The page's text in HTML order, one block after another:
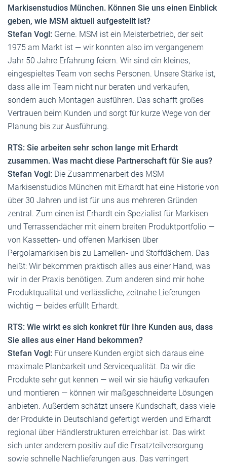
Markisenstudios München. Können Sie uns einen Einblick
geben, wie MSM aktuell aufgestellt ist?
Stefan Vogl: Gerne. MSM ist ein Meisterbetrieb, der seit
1975 am Markt ist — wir konnten also im vergangenem
Jahr 50 Jahre Erfahrung feiern. Wir sind ein kleines,
eingespieltes Team von sechs Personen. Unsere Stärke ist,
dass alle im Team nicht nur beraten und verkaufen,
sondern auch Montagen ausführen. Das schafft großes
Vertrauen beim Kunden und sorgt für kurze Wege von der
Planung bis zur Ausführung.
RTS: Sie arbeiten sehr schon lange mit Erhardt
zusammen. Was macht diese Partnerschaft für Sie aus?
Stefan Vogl: Die Zusammenarbeit des MSM
Markisenstudios München mit Erhardt hat eine Historie von
über 30 Jahren und ist für uns aus mehreren Gründen
zentral. Zum einen ist Erhardt ein Spezialist für Markisen
und Terrassendächer mit einem breiten Produktportfolio —
von Kassetten- und offenen Markisen über
Pergolamarkisen bis zu Lamellen- und Stoffdächern. Das
heißt: Wir bekommen praktisch alles aus einer Hand, was
wir in der Praxis benötigen. Zum anderen sind mir hohe
Produktqualität und verlässliche, zeitnahe Lieferungen
wichtig — beides erfüllt Erhardt.
RTS: Wie wirkt es sich konkret für Ihre Kunden aus, dass
Sie alles aus einer Hand bekommen?
Stefan Vogl: Für unsere Kunden ergibt sich daraus eine
maximale Planbarkeit und Servicequalität. Da wir die
Produkte sehr gut kennen — weil wir sie häufig verkaufen
und montieren — können wir maßgeschneiderte Lösungen
anbieten. Außerdem schätzt unsere Kundschaft, dass viele
der Produkte in Deutschland gefertigt werden und Erhardt
regional über Händlerstrukturen erreichbar ist. Das wirkt
sich unter anderem positiv auf die Ersatzteilversorgung
sowie schnelle Nachlieferungen aus. Das verringert